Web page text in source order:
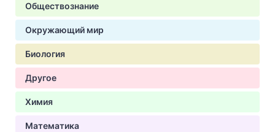
Обществознание
Окружающий мир
Биология
Другое
Химия
Математика